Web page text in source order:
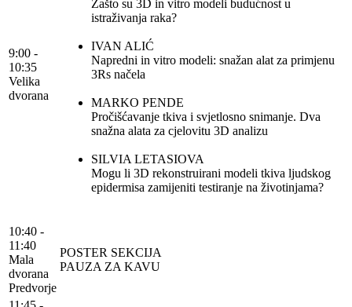
9:00 -
10:35
Velika
dvorana
Zašto su 3D in vitro modeli budućnost u
istraživanja raka?
IVAN ALIĆ
Napredni in vitro modeli: snažan alat za primjenu
3Rs načela
MARKO PENDE
Pročišćavanje tkiva i svjetlosno snimanje. Dva
snažna alata za cjelovitu 3D analizu
SILVIA LETASIOVA
Mogu li 3D rekonstruirani modeli tkiva ljudskog
epidermisa zamijeniti testiranje na životinjama?
10:40 -
11:40
Mala
dvorana
Predvorje
POSTER SEKCIJA
PAUZA ZA KAVU